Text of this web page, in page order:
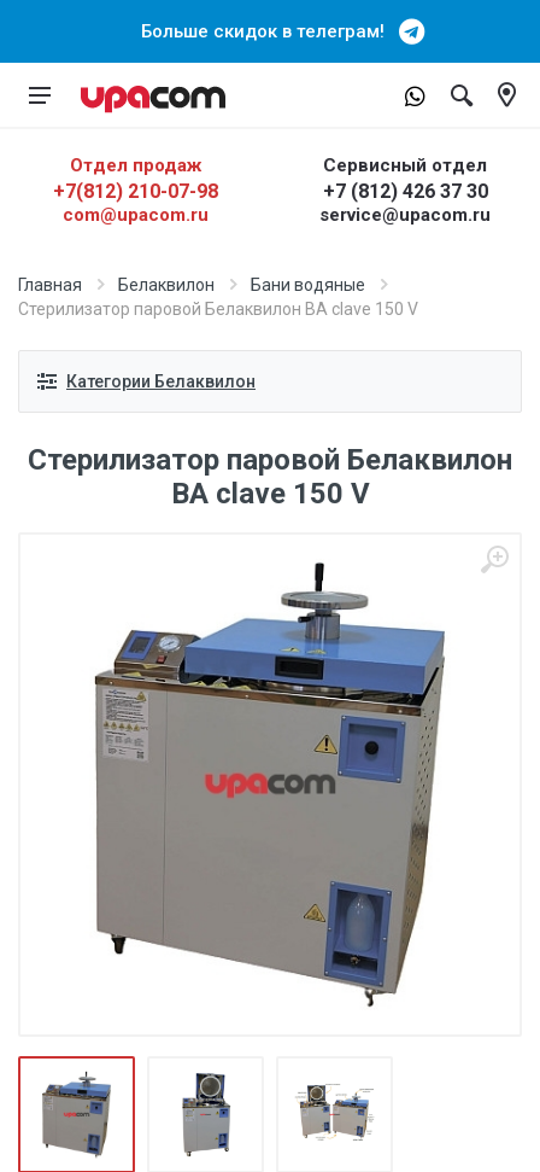
Больше скидок в телеграм!
Отдел продаж
+7(812) 210-07-98
com@upacom.ru
Сервисный отдел
+7 (812) 426 37 30
service@upacom.ru
Главная Белаквилон
Бани водяные
Стерилизатор паровой Белаквилон BA clave 150 V
Категории Белаквилон
Стерилизатор паровой Белаквилон
BA clave 150 V